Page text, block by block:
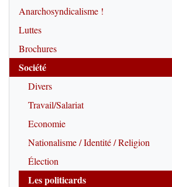
Anarchosyndicalisme !
Luttes
Brochures
Société
Divers
Travail/Salariat
Economie
Nationalisme / Identité / Religion
Élection
Les politicards